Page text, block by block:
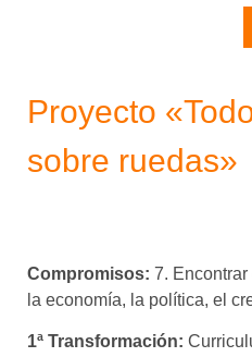
Proyecto
sobre ruedas»
Compromisos: 7.
la economía, la política, el
1ª Transformación: